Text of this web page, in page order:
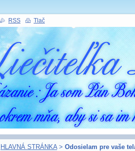
HLAVNÁ STRÁNKA > Odosielam pre vaše
RSS Tlač